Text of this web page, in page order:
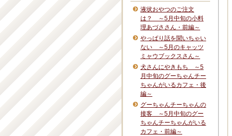
液状おやつのご注文
は？ ～5月中旬の小料
理あづささん・前編～
やっぱり話を聞いちゃい
ない ～5月のキャッツ
ミャウブックスさん～
犬さんにやきもち ～5
月中旬のグーちゃんチー
ちゃんがいるカフェ・後
編～
グーちゃんチーちゃんの
接客 ～5月中旬のグー
ちゃんチーちゃんがいる
カフェ・前編～